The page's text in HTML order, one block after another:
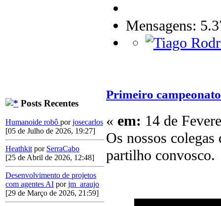
Posts Recentes
Humanoide robô porjosecarlos
[05 de Julho de 2026, 19:27]
Heathkit por SerraCabo
[25 de Abril de 2026, 12:48]
Desenvolvimento de projetos
com agentes AI porjm_araujo
[29 de Março de 2026, 21:59]
Mensagens:
Primeiro
« em: 14 de
Os nossos
partilho convosco.